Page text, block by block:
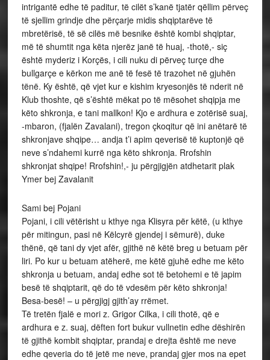
intrigantë edhe të paditur, të cilët s’kanë tjatër qëllim përveç
të sjellim grindje dhe përçarje midis shqiptarëve të
mbretërisë, të së cilës më besnike është kombi shqiptar,
më të shumtit nga këta njerëz janë të huaj, -thotë,- siç
është myderiz i Korçës, i cili nuku di përveç turçe dhe
bullgarçe e kërkon me anë të fesë të trazohet në gjuhën
tënë. Ky është, që vjet kur e kishim kryesonjës të nderit në
Klub thoshte, që s’është mëkat po të mësohet shqipja me
këto shkronja, e tani mallkon! Kjo e ardhura e zotërisë suaj,
-mbaron, (fjalën Zavalani), tregon çkoqitur që ini anëtarë të
shkronjave shqipe… andja t’i apim qeverisë të kuptonjë që
neve s’ndahemi kurrë nga këto shkronja. Rrofshin
shkronjat shqipe! Rrofshin!,- ju përgjigjën atdhetarit plak
Ymer bej Zavalanit
Sami bej Pojani
Pojani, i cili vëtërisht u kthye nga Klisyra për këtë, (u kthye
për mitingun, pasi në Këlcyrë gjendej i sëmurë), duke
thënë, që tani dy vjet afër, gjithë në këtë breg u betuam për
liri. Po kur u betuam atëherë, me këtë gjuhë edhe me këto
shkronja u betuam, andaj edhe sot të betohemi e të japim
besë të shqiptarit, që do të vdesëm për këto shkronja!
Besa-besë! – u përgjigj gjith’ay rrëmet.
Të tretën fjalë e mori z. Grigor Cilka, i cili thotë, që e
ardhura e z. suaj, dëften fort bukur vullnetin edhe dëshirën
të gjithë kombit shqiptar, prandaj e drejta është me neve
edhe qeveria do të jetë me neve, prandaj gjer mos na epet